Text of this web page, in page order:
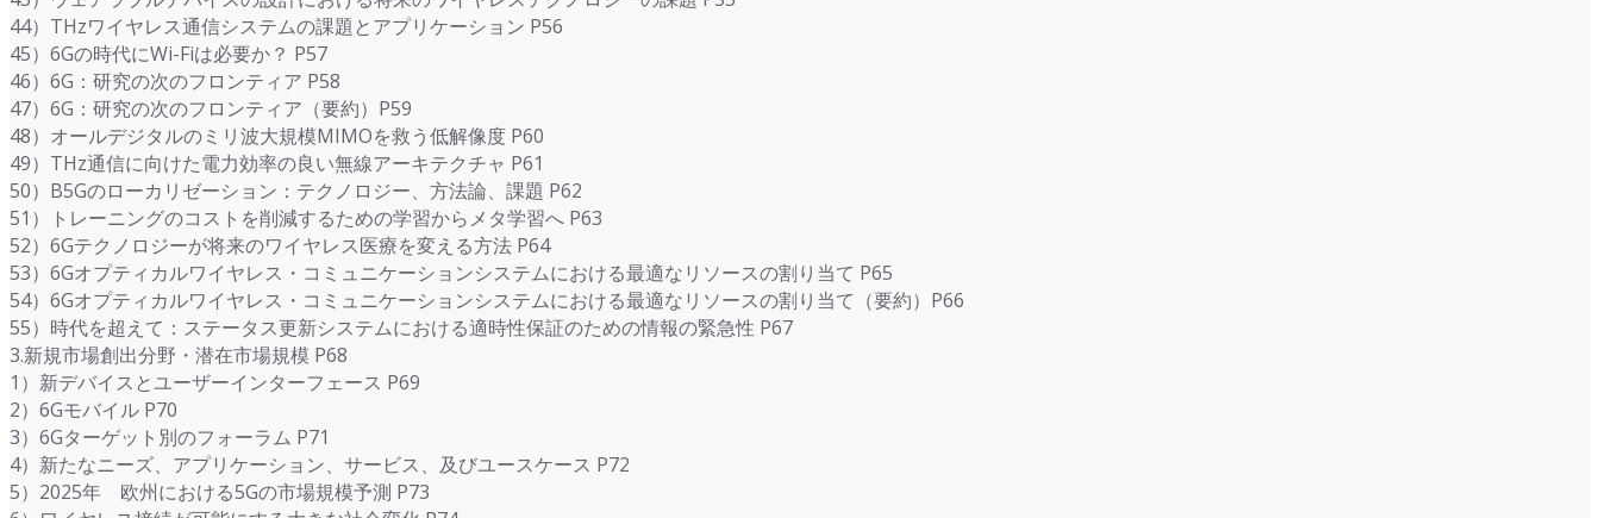
44）THzワイヤレス通信システムの課題とアプリケーション P56
45）6Gの時代にWi-Fiは必要か？ P57
46）6G：研究の次のフロンティア P58
47）6G：研究の次のフロンティア（要約）P59
48）オールデジタルのミリ波大規模MIMOを救う低解像度 P60
49）THz通信に向けた電力効率の良い無線アーキテクチャ P61
50）B5Gのローカリゼーション：テクノロジー、方法論、課題 P62
51）トレーニングのコストを削減するための学習からメタ学習へ P63
52）6Gテクノロジーが将来のワイヤレス医療を変える方法 P64
53）6Gオプティカルワイヤレス・コミュニケーションシステムにおける最適なリソースの割り当て P65
54）6Gオプティカルワイヤレス・コミュニケーションシステムにおける最適なリソースの割り当て（要約）P66
55）時代を超えて：ステータス更新システムにおける適時性保証のための情報の緊急性 P67
3.新規市場創出分野・潜在市場規模 P68
1）新デバイスとユーザーインターフェース P69
2）6Gモバイル P70
3）6Gターゲット別のフォーラム P71
4）新たなニーズ、アプリケーション、サービス、及びユースケース P72
5）2025年 欧州における5Gの市場規模予測 P73